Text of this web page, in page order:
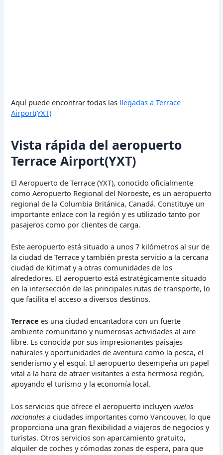
Aquí puede encontrar todas las llegadas a Terrace
Airport(YXT)
Vista rápida del aeropuerto
Terrace Airport(YXT)
El Aeropuerto de Terrace (YXT), conocido oficialmente
como Aeropuerto Regional del Noroeste, es un aeropuerto
regional de la Columbia Británica, Canadá. Constituye un
importante enlace con la región y es utilizado tanto por
pasajeros como por clientes de carga.
Este aeropuerto está situado a unos 7 kilómetros al sur de
la ciudad de Terrace y también presta servicio a la cercana
ciudad de Kitimat y a otras comunidades de los
alrededores. El aeropuerto está estratégicamente situado
en la intersección de las principales rutas de transporte, lo
que facilita el acceso a diversos destinos.
Terrace es una ciudad encantadora con un fuerte
ambiente comunitario y numerosas actividades al aire
libre. Es conocida por sus impresionantes paisajes
naturales y oportunidades de aventura como la pesca, el
senderismo y el esquí. El aeropuerto desempeña un papel
vital a la hora de atraer visitantes a esta hermosa región,
apoyando el turismo y la economía local.
Los servicios que ofrece el aeropuerto incluyenvuelos
nacionales a ciudades importantes como Vancouver, lo que
proporciona una gran flexibilidad a viajeros de negocios y
turistas. Otros servicios son aparcamiento gratuito,
alquiler de coches y cómodas zonas de espera, para que